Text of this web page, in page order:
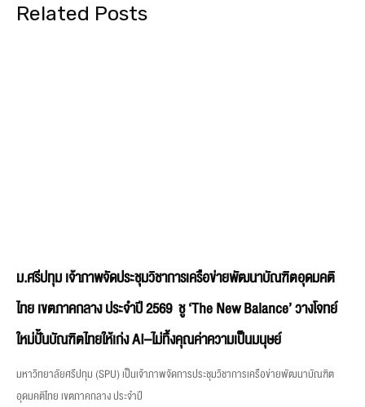
Related Posts
ม.ศรีปทุม เจ้าภาพจัดประชุมวิชาการเครือข่ายพัฒนาบัณฑิตอุดมคติ
ไทย เขตภาคกลาง ประจำปี 2569 ชู ‘The New Balance’ วางโจทย์
ใหม่ปั้นบัณฑิตไทยให้เก่ง AI–ไม่ทิ้งคุณค่าความเป็นมนุษย์
มหาวิทยาลัยศรีปทุม (SPU) เป็นเจ้าภาพจัดการประชุมวิชาการเครือข่ายพัฒนาบัณฑิต
อุดมคติไทย เขตภาคกลาง ประจำปี